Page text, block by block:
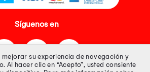
Síguenos en
su experiencia de navegación y
Al hacer clic en “Acepto”, usted consiente